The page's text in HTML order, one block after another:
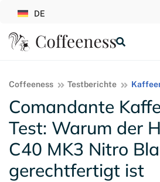
DE
Coffeeness Testberichte
Comandante
Test: Warum der
C40 MK3 Nitro
gerechtfertigt ist